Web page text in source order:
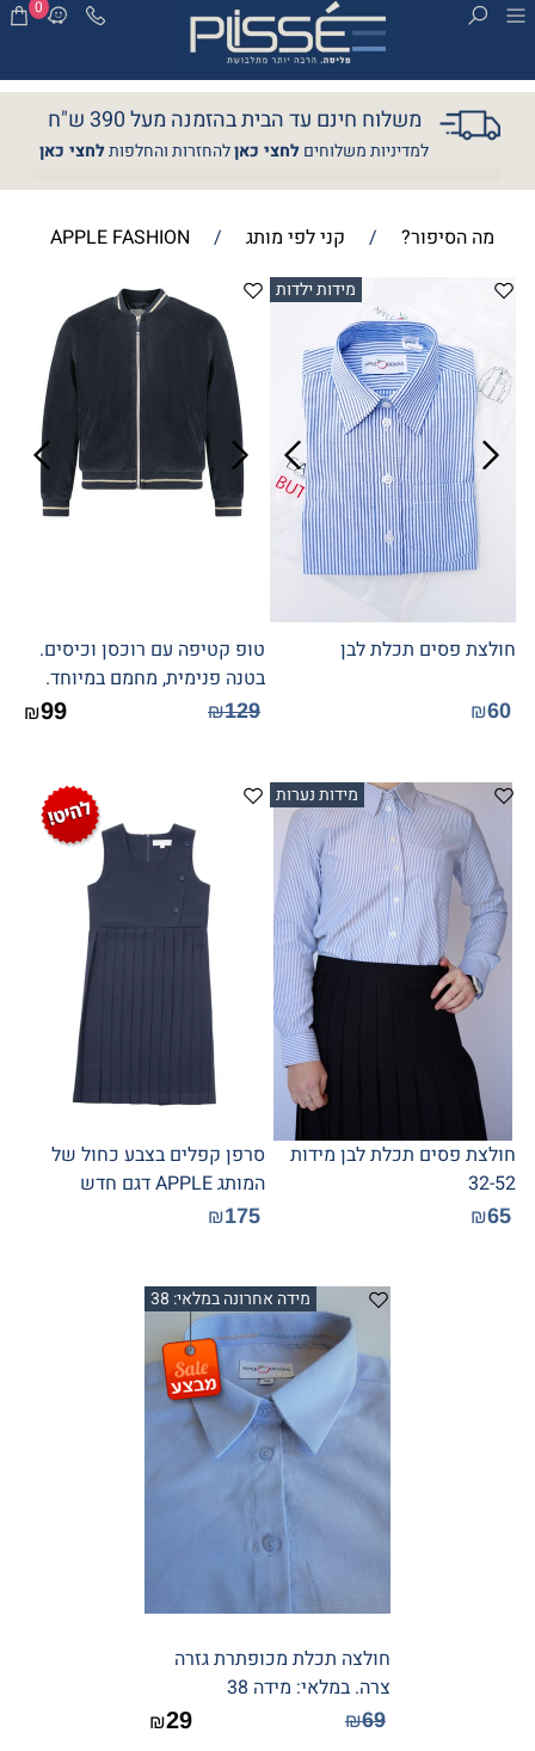
0
משלוח חינם עד הבית בהזמנה מעל 390 ש"ח
למדיניות משלוחיםלחצי כאןלהחזרות והחלפותלחצי כאן
מה הסיפור? / קני לפי מותג /
APPLE FASHION
מידות ילדות
חולצת פסים תכלת לבן
₪60
טופ קטיפה עם רוכסן וכיסים.
בטנה פנימית, מחמם במיוחד.
₪129
₪99
מידות נערות
חולצת פסים תכלת לבן מידות
32-52
₪65
סרפן קפלים בצבע כחול של
המותג APPLE דגם חדש
₪175
מידה אחרונה במלאי: 38
חולצה תכלת מכופתרת גזרה
צרה. במלאי: מידה 38
₪69
₪29